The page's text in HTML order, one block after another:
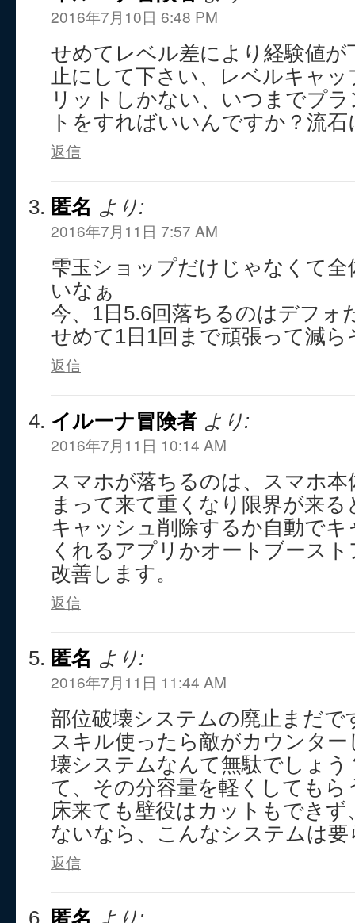
2016年7月10日 6:48 PM
せめてレベル差により経験値
止にして下さい、レベルキャ
リットしかない、いつまでプ
トをすればいいんですか？流
返信
匿名 より:
2016年7月11日 7:57 AM
雫玉ショップだけじゃなくて
いなぁ
今、1日5.6回落ちるのはデフォ
せめて1日1回まで頑張って減ら
返信
イルーナ冒険者 より:
2016年7月11日 10:14 AM
スマホが落ちるのは、スマホ
まって来て重くなり限界が来
キャッシュ削除するか自動で
くれるアプリかオートブース
改善します。
返信
匿名 より:
2016年7月11日 11:44 AM
部位破壊システムの廃止まだで
スキル使ったら敵がカウンタ
壊システムなんて無駄でしょ
て、その分容量を軽くしても
床来ても壁役はカットもでき
ないなら、こんなシステムは
返信
匿名 より: